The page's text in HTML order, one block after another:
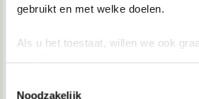
gebruikt en met welke doelen.
Als u het toestaat, willen we ook
Noodzakelijk
*keelpastille doneer*
08-10-2007, 09:39